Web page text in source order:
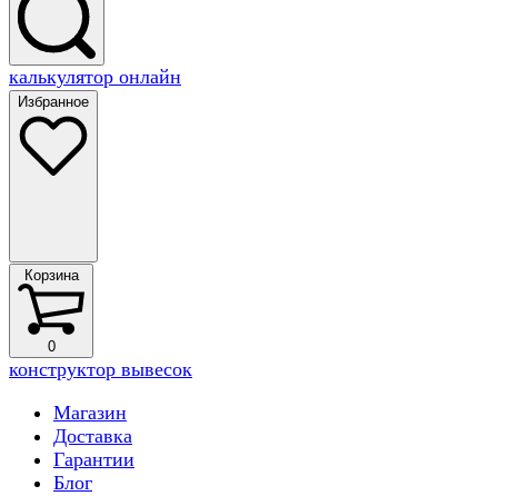
найти
неон
калькулятор онлайн
Избранное
Корзина
0Корзина
(0)
конструктор вывесок
Магазин
Доставка
Гарантии
Блог